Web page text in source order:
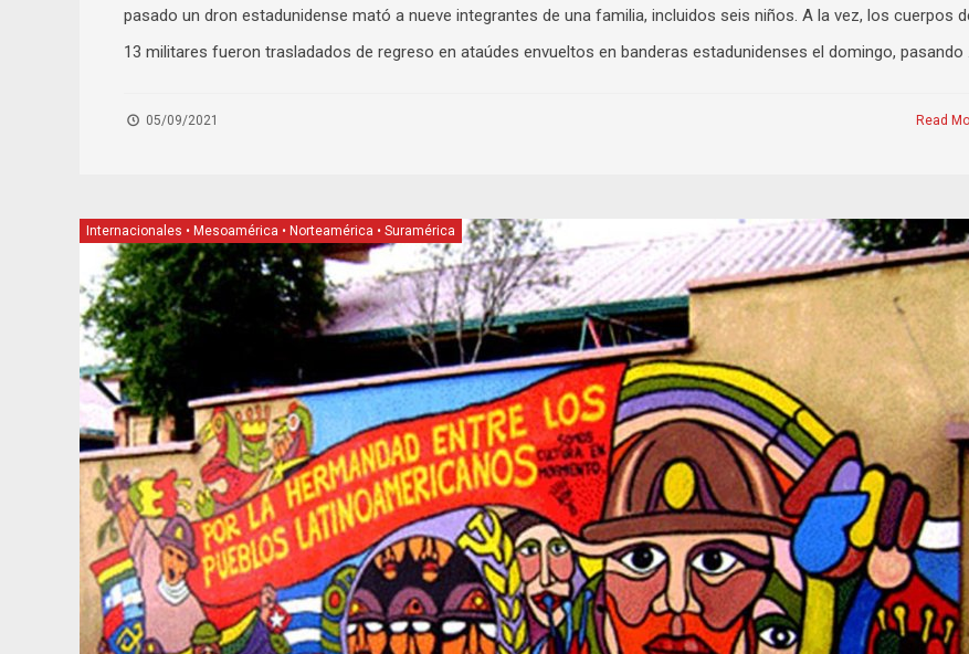
pasado un dron estadunidense mató a nueve integrantes de una familia, incluidos seis niños. A la vez, los cuerpos
13 militares fueron trasladados de regreso en ataúdes envueltos en banderas estadunidenses el domingo, pasando
05/09/2021 Read
Internacionales • Mesoamérica • Norteamérica • Suramérica